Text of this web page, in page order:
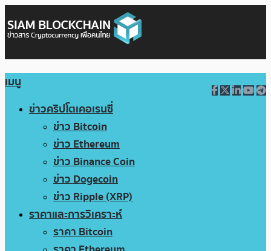
เมนู
ข่าวคริปโตเคอเรนซี่
ข่าว Bitcoin
ข่าว Ethereum
ข่าว Binance Coin
ข่าว Dogecoin
ข่าว Ripple (XRP)
ราคาและการวิเคราะห์
ราคา Bitcoin